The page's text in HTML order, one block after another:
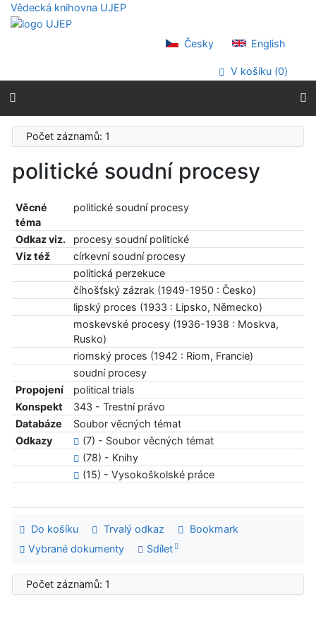
Přejít na obsah
Přejít na menu
Prohlášení o webové přístupnosti
Vědecká knihovna UJEP
Česky English
V košíku (0)
Počet záznamů: 1
politické soudní procesy
Věcné
téma
politické soudní procesy
Odkaz viz.
procesy soudní politické
Viz též
církevní soudní procesy
politická perzekuce
číhošťský zázrak (1949-1950 : Česko)
lipský proces (1933 : Lipsko, Německo)
moskevské procesy (1936-1938 : Moskva,
Rusko)
riomský proces (1942 : Riom, Francie)
soudní procesy
Propojení
political trials
Konspekt
343 - Trestní právo
Databáze
Soubor věcných témat
Odkazy
(7) - Soubor věcných témat
(78) - Knihy
(15) - Vysokoškolské práce
Do košíku Trvalý odkaz
Bookmark
Vybrané dokumenty
Sdílet
Počet záznamů: 1